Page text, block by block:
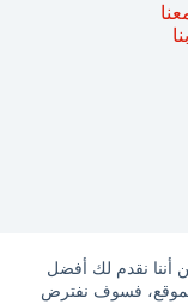
أننا نقدم لك أفضل
فسوف نفترض